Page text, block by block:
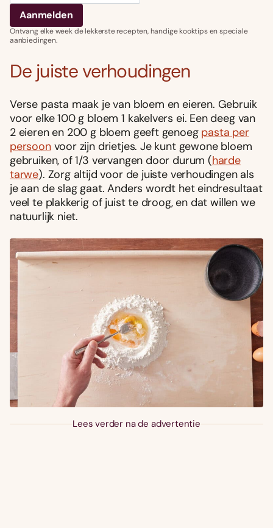
Ontvang elke week de lekkerste recepten, handige kooktips en speciale
aanbiedingen.
De juiste verhoudingen
Verse pasta maak je van bloem en eieren. Gebruik
voor elke 100 g bloem 1 kakelvers ei. Een deeg van
2 eieren en 200 g bloem geeft genoeg pasta per
persoonvoor zijn drietjes. Je kunt gewone bloem
gebruiken, of 1/3 vervangen door durum (harde
tarwe). Zorg altijd voor de juiste verhoudingen als
je aan de slag gaat. Anders wordt het eindresultaat
veel te plakkerig of juist te droog, en dat willen we
natuurlijk niet.
Lees verder na de advertentie